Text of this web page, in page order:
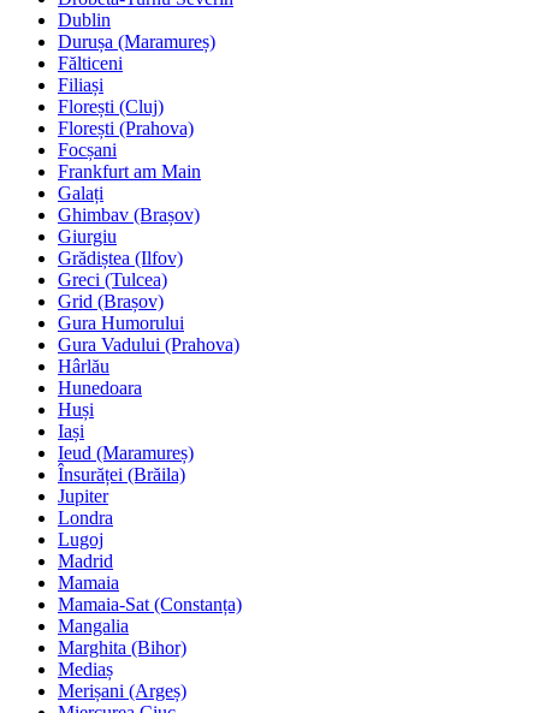
Dublin
Durușa (Maramureș)
Fălticeni
Filiași
Florești (Cluj)
Florești (Prahova)
Focșani
Frankfurt am Main
Galați
Ghimbav (Brașov)
Giurgiu
Grădiștea (Ilfov)
Greci (Tulcea)
Grid (Brașov)
Gura Humorului
Gura Vadului (Prahova)
Hârlău
Hunedoara
Huși
Iași
Ieud (Maramureș)
Însurăței (Brăila)
Jupiter
Londra
Lugoj
Madrid
Mamaia
Mamaia-Sat (Constanța)
Mangalia
Marghita (Bihor)
Mediaș
Merișani (Argeș)